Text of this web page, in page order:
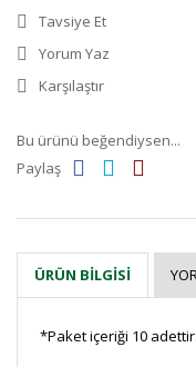
Tavsiye Et
Yorum Yaz
Karşılaştır
Bu ürünü beğendiysen...
Paylaş
ÜRÜN BILGISI
*Paket içeriği 10 adettir.